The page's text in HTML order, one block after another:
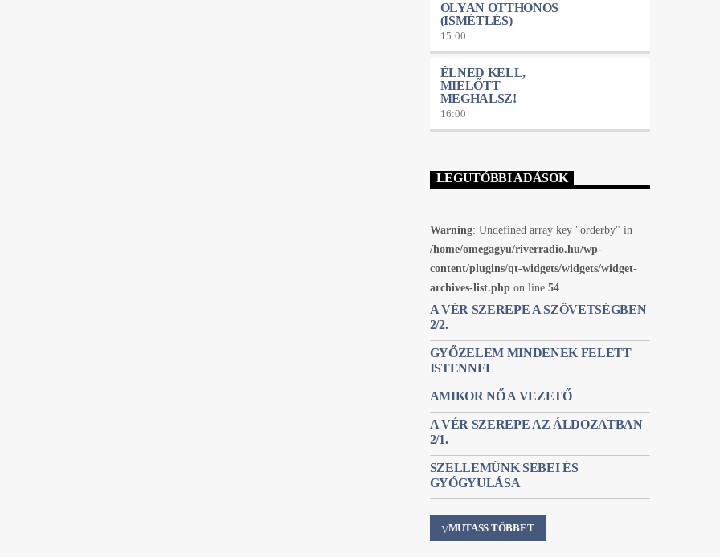
OLYAN OTTHONOS
(ISMÉTLÉS)
15:00
ÉLNED KELL,
MIELŐTT
MEGHALSZ!
16:00
LEGUTÓBBI ADÁSOK
Warning: Undefined array key "orderby" in
/home/omegagyu/riverradio.hu/wp-
content/plugins/qt-widgets/widgets/widget-
archives-list.phpon line 54
A VÉR SZEREPE A SZÖVETSÉGBEN
2/2.
GYŐZELEM MINDENEK FELETT
ISTENNEL
AMIKOR NŐ A VEZETŐ
A VÉR SZEREPE AZ ÁLDOZATBAN
2/1.
SZELLEMÜNK SEBEI ÉS
GYÓGYULÁSA
MUTASS TÖBBET